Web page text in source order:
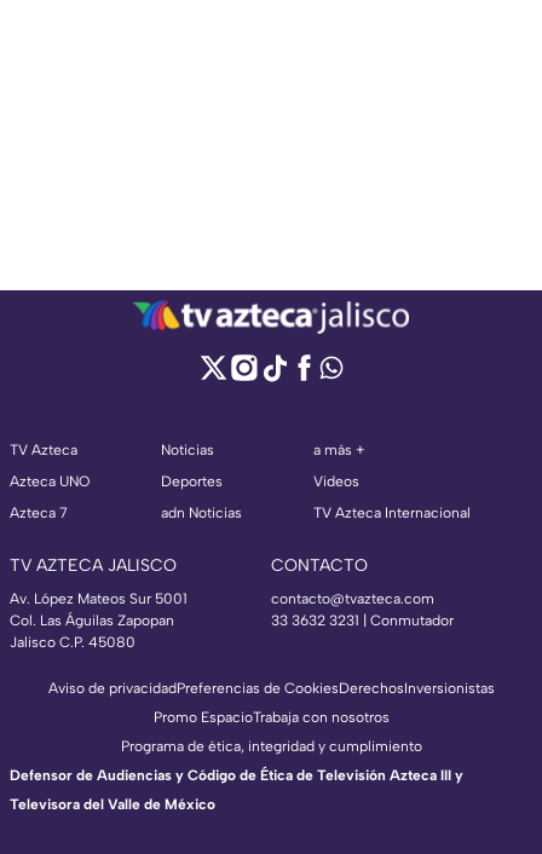
TV Azteca
Azteca UNO
Azteca 7
Noticias
Deportes
adn Noticias
a más +
Videos
TV Azteca Internacional
TV AZTECA JALISCO
Av. López Mateos Sur 5001
Col. Las Águilas Zapopan
Jalisco C.P. 45080
CONTACTO
contacto@tvazteca.com
33 3632 3231 | Conmutador
Aviso de privacidadPreferencias de CookiesDerechosInversionistas
Promo EspacioTrabaja con nosotros
Programa de ética, integridad y cumplimiento
Defensor de Audiencias y Código de Ética de Televisión Azteca III y
Televisora del Valle de México